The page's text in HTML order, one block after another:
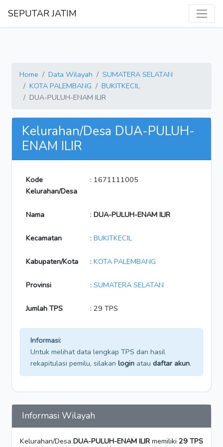
SEPUTAR JATIM
Home Data Wilayah
SUMATERA SELATAN
KOTA PALEMBANG
BUKITKECIL
DUA-PULUH-ENAM ILIR
Kelurahan/Desa DUA-PULUH-
ENAM ILIR
Kode
Kelurahan/Desa
: 1671111005
Nama : DUA-PULUH-ENAM ILIR
Kecamatan : BUKITKECIL
Kabupaten/Kota : KOTA PALEMBANG
Provinsi : SUMATERA SELATAN
Jumlah TPS : 29 TPS
Informasi:
Untuk melihat data lengkap TPS dan hasil
rekapitulasi pemilu, silakan login atau daftar akun.
Informasi Wilayah
Kelurahan/Desa DUA-PULUH-ENAM ILIR memiliki 29 TPS